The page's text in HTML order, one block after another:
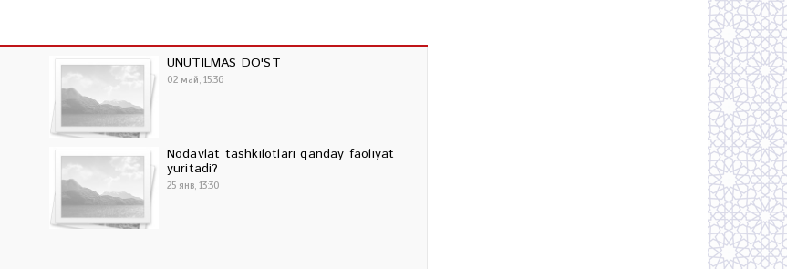
UNUTILMAS DO'ST
02 май, 15:36
Nodavlat tashkilotlari qanday faoliyat
yuritadi?
25 янв, 13:30